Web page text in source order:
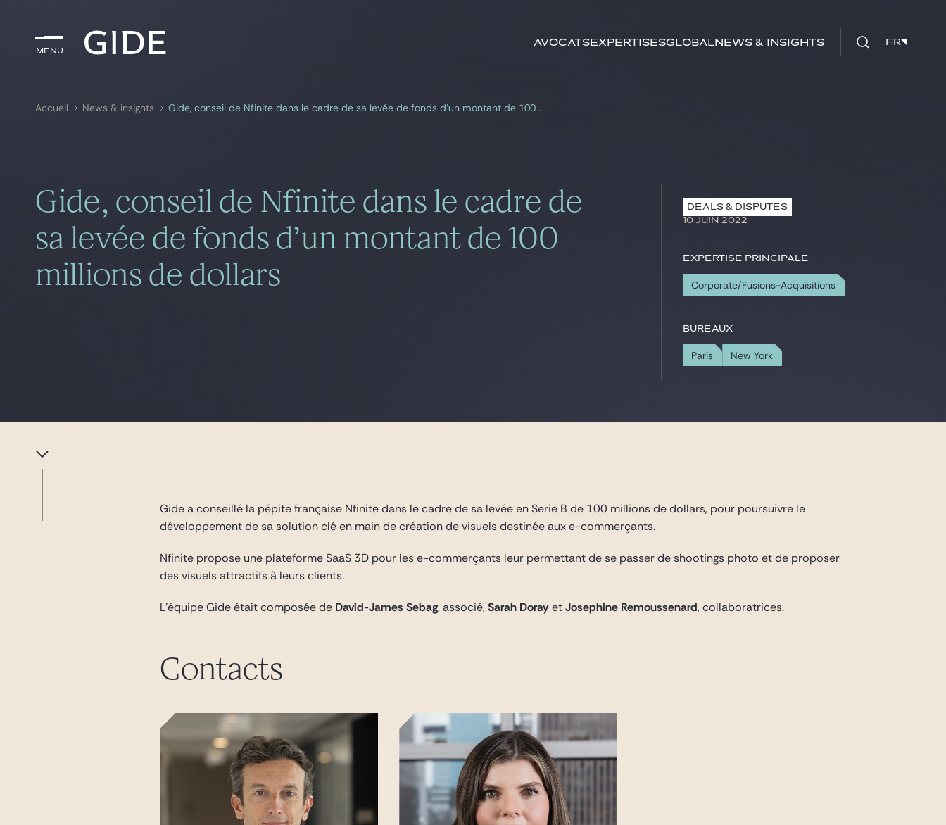
Menu
AvocatsExpertisesGlobalNews & insights FR
Menu mots-clés FR
Accueil News & insights Gide, conseil de Nfinite dans le cadre de sa levée de fonds d’un montant de 100 millions de dollars
Gide, conseil de Nfinite dans le cadre de
sa levée de fonds d’un montant de 100
millions de dollars
DEALS & DISPUTES
10 JUIN 2022
Expertise principale
Corporate/Fusions-Acquisitions
Bureaux
Paris New York
Gide a conseillé la pépite française Nfinite dans le cadre de sa levée en Serie B de 100 millions de dollars, pour poursuivre le
développement de sa solution clé en main de création de visuels destinée aux e-commerçants.
Nfinite propose une plateforme SaaS 3D pour les e-commerçants leur permettant de se passer de shootings photo et de proposer
des visuels attractifs à leurs clients.
L’équipe Gide était composée de David-James Sebag, associé,Sarah DorayetJosephine Remoussenard, collaboratrices.
Contacts